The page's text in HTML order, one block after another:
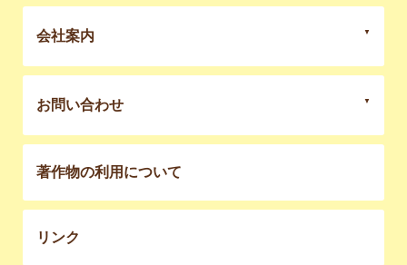
会社案内
お問い合わせ
著作物の利用について
リンク